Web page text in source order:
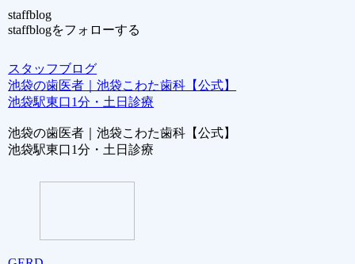
staffblog
staffblogをフォローする
スタッフブログ
池袋の歯医者｜池袋こわた歯科【公式】
池袋駅東口1分・土日診療
池袋の歯医者｜池袋こわた歯科【公式】
池袋駅東口1分・土日診療